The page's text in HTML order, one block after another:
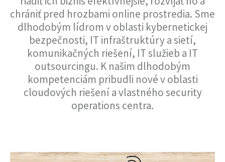
Pomáhame klientom v rôznych odvetviach
riadiť ich biznis efektívnejšie, rozvíjať ho a
chrániť pred hrozbami online prostredia. Sme
dlhodobým lídrom v oblasti kybernetickej
bezpečnosti, IT infraštruktúry a sietí,
komunikačných riešení, IT služieb a IT
outsourcingu. K našim dlhodobým
kompetenciám pribudli nové v oblasti
cloudových riešení a vlastného security